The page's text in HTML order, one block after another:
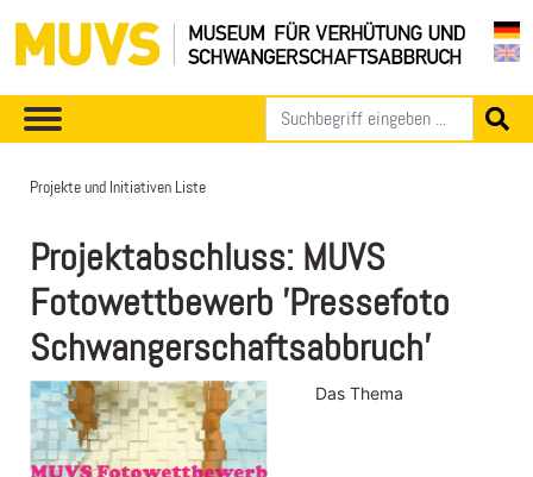
Projekte und Initiativen Liste
Projektabschluss: MUVS
Fotowettbewerb 'Pressefoto
Schwangerschaftsabbruch'
Das Thema